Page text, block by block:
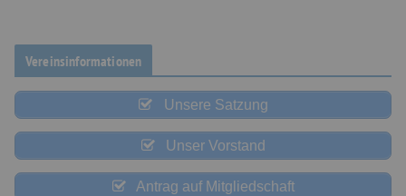
Vereinsinformationen
Unsere Satzung
Unser Vorstand
Antrag auf Mitgliedschaft